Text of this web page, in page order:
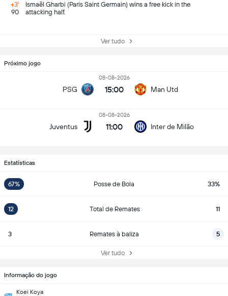
+3'
90
Ismaël Gharbi (Paris Saint Germain) wins a free kick in the
attacking half.
Ver tudo
Próximo jogo
PSG
08-08-2026
15:00 Man Utd
Juventus
08-08-2026
11:00 Inter de Milão
Estatísticas
67% Posse de Bola 33%
12 Total de Remates 11
3 Remates à baliza 5
Ver tudo
Informação do jogo
Koei Koya